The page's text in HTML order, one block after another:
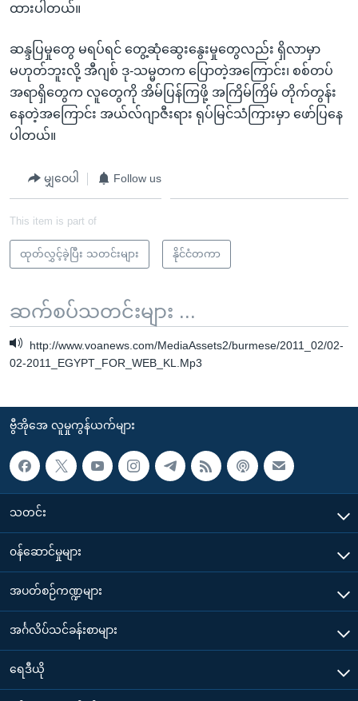
ထားပါတယ်။
ဆန္ဒပြမှုတွေ မရပ်ရင် တွေ့ဆုံဆွေးနွေးမှုတွေလည်း ရှိလာမှာ
မဟုတ်ဘူးလို့ အီဂျစ် ဒု-သမ္မတက ပြောတဲ့အကြောင်း၊ စစ်တပ်
အရာရှိတွေက လူတွေကို အိမ်ပြန်ကြဖို့ အကြိမ်ကြိမ် တိုက်တွန်း
နေတဲ့အကြောင်း အယ်လ်ဂျာဇီးရား ရုပ်မြင်သံကြားမှာ ဖော်ပြနေ
ပါတယ်။
မျှဝေပါ Follow us
This item is part of
ထုတ်လွှင့်ခဲ့ပြီး သတင်းများ နိုင်ငံတကာ
ဆက်စပ်သတင်းများ ...
http://www.voanews.com/MediaAssets2/burmese/2011_02/02-
02-2011_EGYPT_FOR_WEB_KL.Mp3
ဗွီအိုအေ လူမှုကွန်ယက်များ
သတင်း
၀န်ဆောင်မှုများ
အပတ်စဉ်ကဏ္ဍများ
အင်္ဂလိပ်သင်ခန်းစာများ
ရေဒီယို